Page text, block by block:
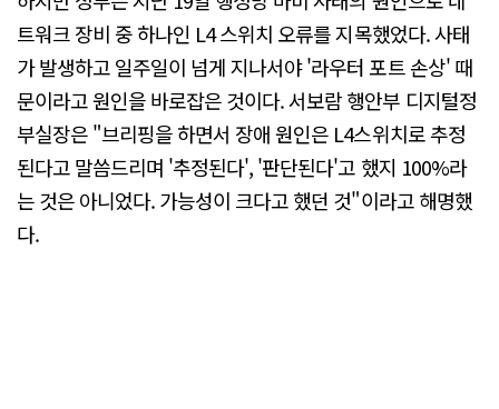
트워크 장비 중 하나인 L4 스위치 오류를 지목했었다. 사태
가 발생하고 일주일이 넘게 지나서야 '라우터 포트 손상' 때
문이라고 원인을 바로잡은 것이다. 서보람 행안부 디지털정
부실장은 "브리핑을 하면서 장애 원인은 L4스위치로 추정
된다고 말씀드리며 '추정된다', '판단된다'고 했지 100%라
는 것은 아니었다. 가능성이 크다고 했던 것"이라고 해명했
다.